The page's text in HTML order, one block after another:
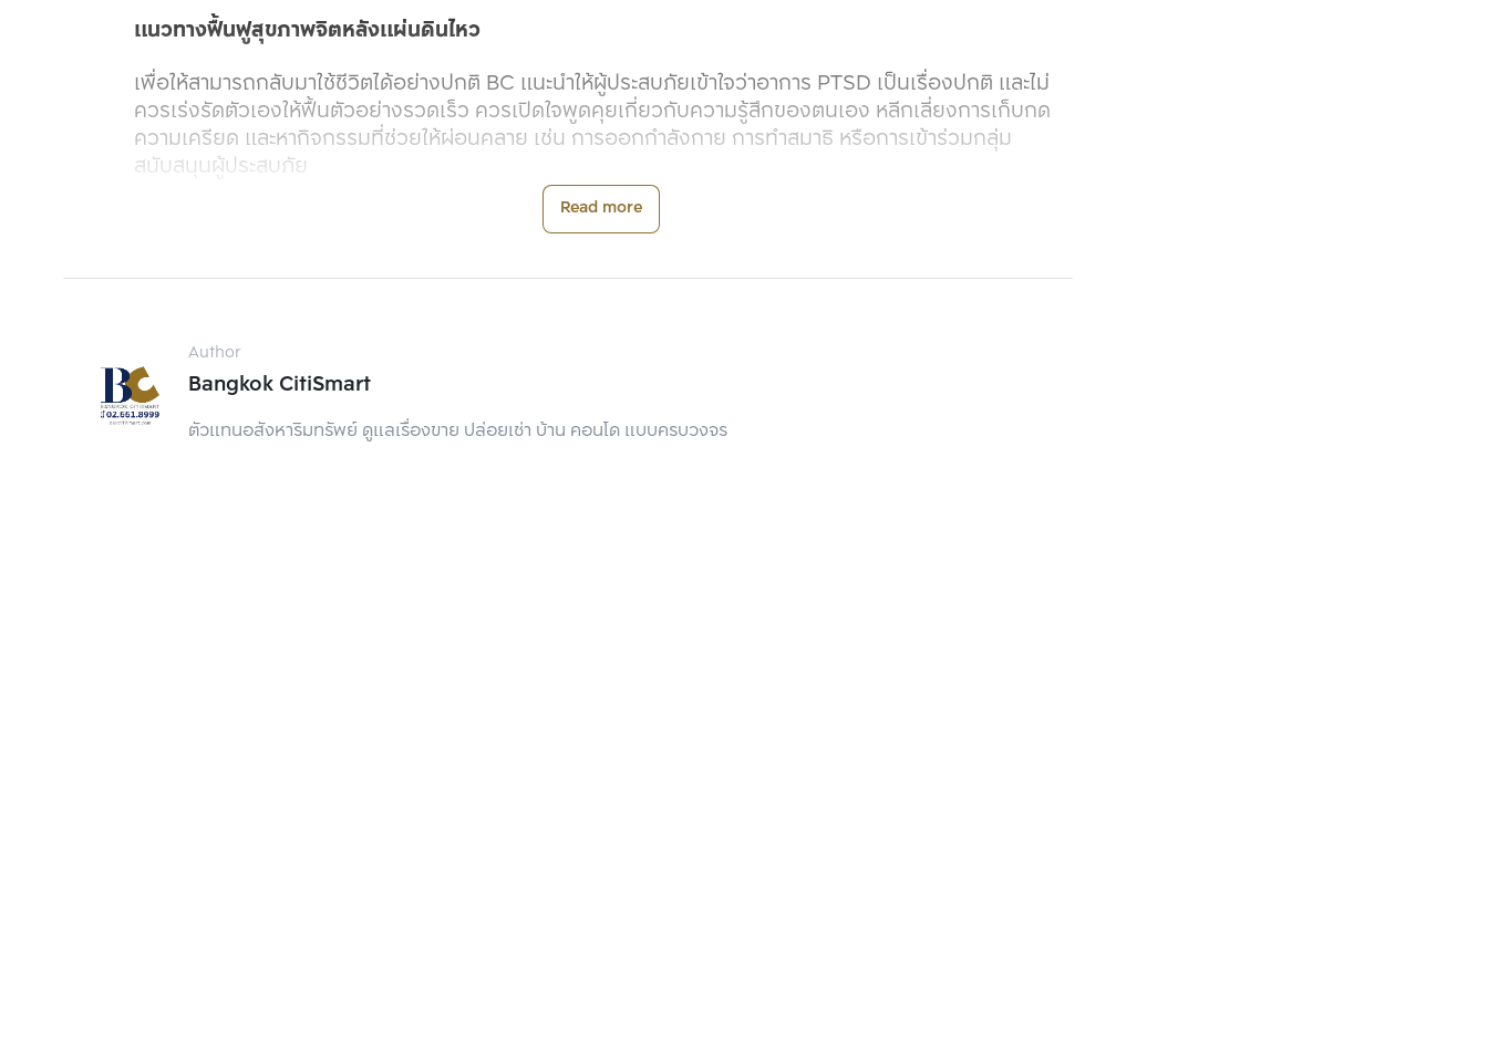
แนวทางฟื้นฟูสุขภาพจิตหลังแผ่นดินไหว
เพื่อให้สามารถกลับมาใช้ชีวิตได้อย่างปกติ BC แนะนำให้ผู้ประสบภัยเข้าใจว่าอาการ PTSD เป็นเรื่องปกติ และไม่
ควรเร่งรัดตัวเองให้ฟื้นตัวอย่างรวดเร็ว ควรเปิดใจพูดคุยเกี่ยวกับความรู้สึกของตนเอง หลีกเลี่ยงการเก็บกด
ความเครียด และหากิจกรรมที่ช่วยให้ผ่อนคลาย เช่น การออกกำลังกาย การทำสมาธิ หรือการเข้าร่วมกลุ่ม
สนับสนุนผู้ประสบภัย
การขอความช่วยเหลือจากนักจิตวิทยาหรือจิตแพทย์เป็นอีกทางเลือกที่สำคัญ หากอาการ PTSD ส่งผลกระทบ
ต่อชีวิตประจำวันอย่างรุนแรง การเข้ารับคำปรึกษาจากผู้เชี่ยวชาญสามารถช่วยให้ผู้ประสบภัยเรียนรู้วิธีรับมือกับ
แม้ว่าแผ่นดินไหวจะเป็นเหตุการณ์ที่เกิดขึ้นเพียงชั่วคราว แต่ผลกระทบทางจิตใจของมันอาจคงอยู่กับผู้ประสบภัย
ไปอีกนาน ในฐานะที่ BC เป็นบริษัทนายหน้าอสังหาริมทรัพย์ เราให้ความสำคัญกับสุขภาพจิตของลูกค้า เรามุ่งมั่น
Read more
Author
Bangkok CitiSmart
ตัวแทนอสังหาริมทรัพย์ ดูแลเรื่องขาย ปล่อยเช่า บ้าน คอนโด แบบครบวงจร